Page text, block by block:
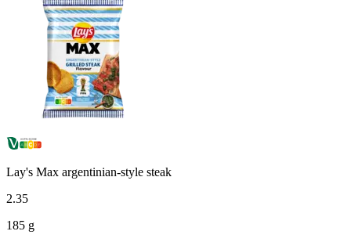
Lay's Max argentinian-style steak
2.35
185 g